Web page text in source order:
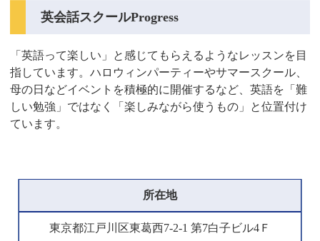
英会話スクールProgress
「英語って楽しい」と感じてもらえるようなレッスンを目
指しています。ハロウィンパーティーやサマースクール、
母の日などイベントを積極的に開催するなど、英語を「難
しい勉強」ではなく「楽しみながら使うもの」と位置付け
ています。
所在地
東京都江戸川区東葛西7-2-1 第7白子ビル4Ｆ